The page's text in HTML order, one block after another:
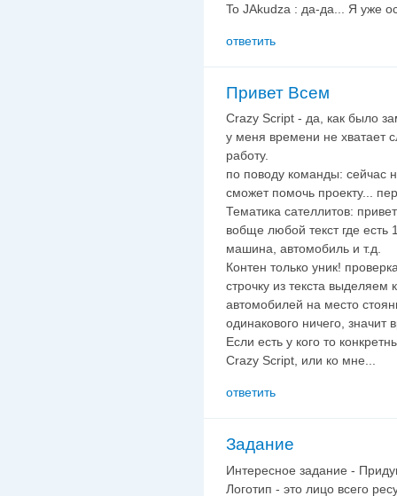
To JAkudza : да-да... Я уже
ответить
Привет Всем
Crazy Script - да, как было
у меня времени не хватает
работу.
по поводу команды: сейчас
сможет помочь проекту...
Тематика сателлитов:
вобще любой текст где
машина, автомобиль и т.д.
Контен только уник!
строчку из текста выделяем
автомобилей на место
одинакового ничего, значит
Если есть у кого то
Crazy Script, или ко мне...
ответить
Задание
Интересное задание -
Логотип - это лицо всего